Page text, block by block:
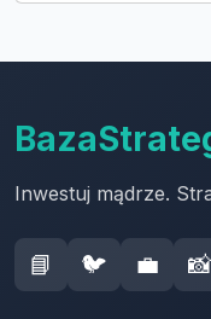
Inwestuj mądrze.
📘 🐦 💼 📸